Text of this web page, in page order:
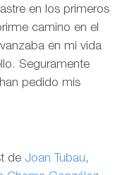
en los primeros
camino en el
en mi vida
Seguramente
pedido mis
de Joan Tubau,